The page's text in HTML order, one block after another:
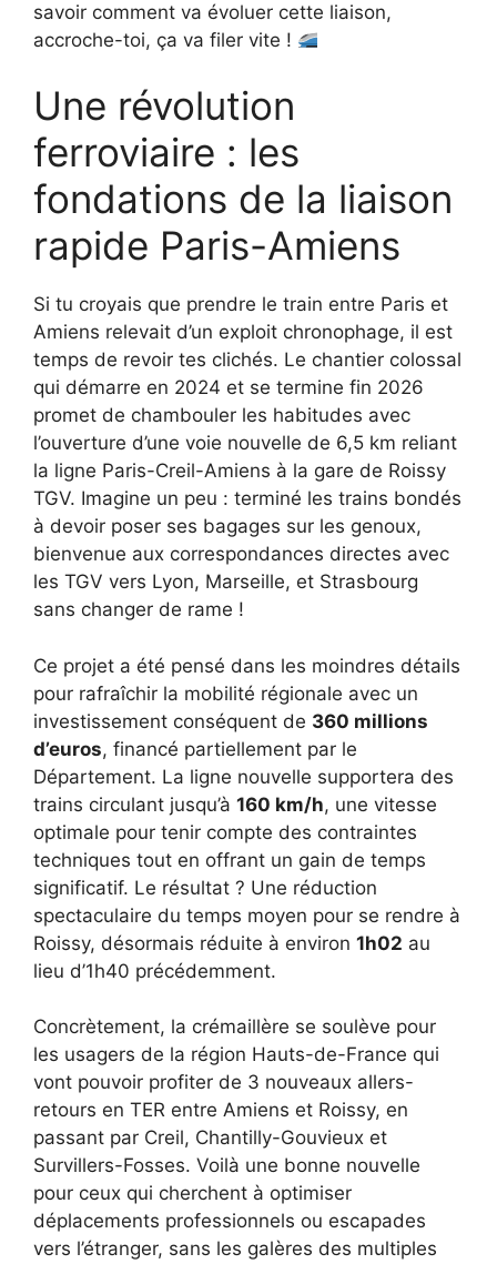
savoir comment va évoluer cette liaison,
accroche-toi, ça va filer vite !
Une révolution
ferroviaire : les
fondations de la liaison
rapide Paris-Amiens
Si tu croyais que prendre le train entre Paris et
Amiens relevait d’un exploit chronophage, il est
temps de revoir tes clichés. Le chantier colossal
qui démarre en 2024 et se termine fin 2026
promet de chambouler les habitudes avec
l’ouverture d’une voie nouvelle de 6,5 km reliant
la ligne Paris-Creil-Amiens à la gare de Roissy
TGV. Imagine un peu : terminé les trains bondés
à devoir poser ses bagages sur les genoux,
bienvenue aux correspondances directes avec
les TGV vers Lyon, Marseille, et Strasbourg
sans changer de rame !
Ce projet a été pensé dans les moindres détails
pour rafraîchir la mobilité régionale avec un
investissement conséquent de 360 millions
d’euros, financé partiellement par le
Département. La ligne nouvelle supportera des
trains circulant jusqu’à 160 km/h, une vitesse
optimale pour tenir compte des contraintes
techniques tout en offrant un gain de temps
significatif. Le résultat ? Une réduction
spectaculaire du temps moyen pour se rendre à
Roissy, désormais réduite à environ 1h02 au
lieu d’1h40 précédemment.
Concrètement, la crémaillère se soulève pour
les usagers de la région Hauts-de-France qui
vont pouvoir profiter de 3 nouveaux allers-
retours en TER entre Amiens et Roissy, en
passant par Creil, Chantilly-Gouvieux et
Survillers-Fosses. Voilà une bonne nouvelle
pour ceux qui cherchent à optimiser
déplacements professionnels ou escapades
vers l’étranger, sans les galères des multiples